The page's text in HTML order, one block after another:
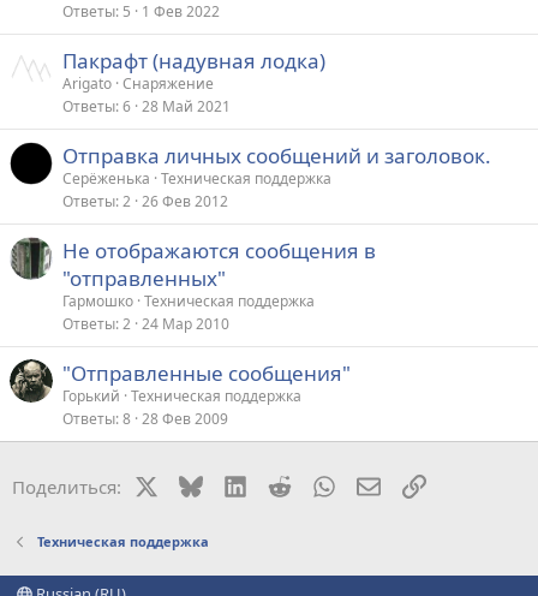
Ответы 5 1 Фев 2022
Пакрафт (надувная лодка)
Arigato Снаряжение
Ответы 6 28 Май 2021
Отправка личных сообщений и заголовок.
Серёженька Техническая поддержка
Ответы 2 26 Фев 2012
Не отображаются сообщения в
"отправленных"
Гармошко Техническая поддержка
Ответы 2 24 Мар 2010
"Отправленные сообщения"
Горький Техническая поддержка
Ответы 8 28 Фев 2009
Поделиться: BlueskyLinkedIn
RedditWhatsAppЭлектронная
Ссылка
Техническая поддержка